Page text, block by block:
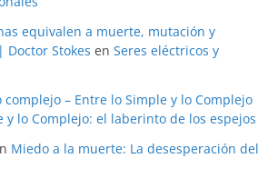
equivalen a muerte, mutación y
Stokes en Seres eléctricos y
– Entre lo Simple y lo Complejo
y lo Complejo: el laberinto de los espejos
Miedo a la muerte: La desesperación del